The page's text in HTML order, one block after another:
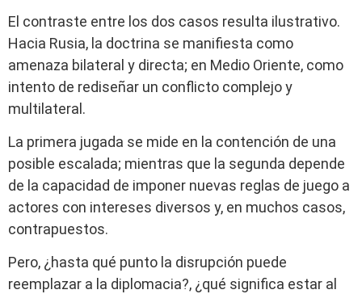
El contraste entre los dos casos resulta ilustrativo.
Hacia Rusia, la doctrina se manifiesta como
amenaza bilateral y directa; en Medio Oriente, como
intento de rediseñar un conflicto complejo y
multilateral.
La primera jugada se mide en la contención de una
posible escalada; mientras que la segunda depende
de la capacidad de imponer nuevas reglas de juego a
actores con intereses diversos y, en muchos casos,
contrapuestos.
Pero, ¿hasta qué punto la disrupción puede
reemplazar a la diplomacia?, ¿qué significa estar al